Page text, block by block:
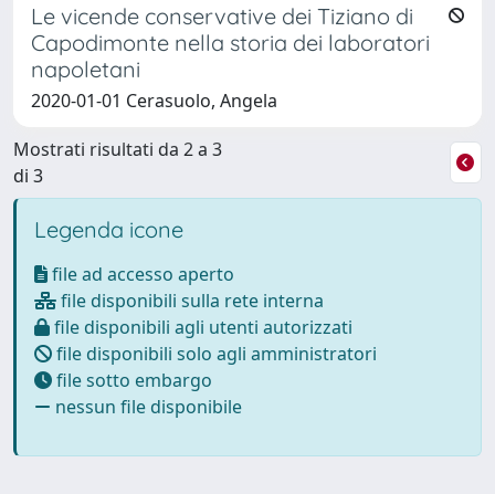
Le vicende conservative dei Tiziano di
Capodimonte nella storia dei laboratori
napoletani
2020-01-01 Cerasuolo, Angela
Mostrati risultati da 2 a 3
di 3
Legenda icone
file ad accesso aperto
file disponibili sulla rete interna
file disponibili agli utenti autorizzati
file disponibili solo agli amministratori
file sotto embargo
nessun file disponibile